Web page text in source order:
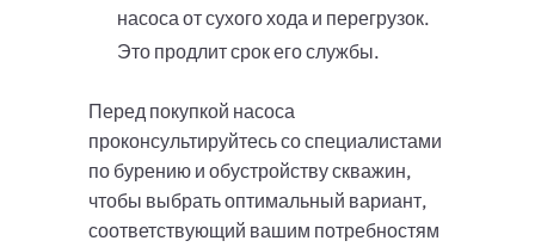
насоса от сухого хода и перегрузок.
Это продлит срок его службы.
Перед покупкой насоса
проконсультируйтесь со специалистами
по бурению и обустройству скважин,
чтобы выбрать оптимальный вариант,
соответствующий вашим потребностям